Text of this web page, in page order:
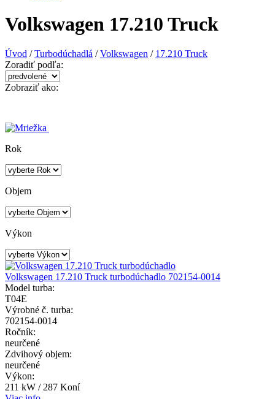
Volkswagen 17.210 Truck
Úvod / Turbodúchadlá / Volkswagen / 17.210 Truck
Zoradiť podľa:
Zobraziť ako:
Rok
Objem
Výkon
Volkswagen 17.210 Truck turbodúchadlo 702154-0014
Model turba:
T04E
Výrobné č. turba:
702154-0014
Ročník:
neurčené
Zdvihový objem:
neurčené
Výkon:
211 kW / 287 Koní